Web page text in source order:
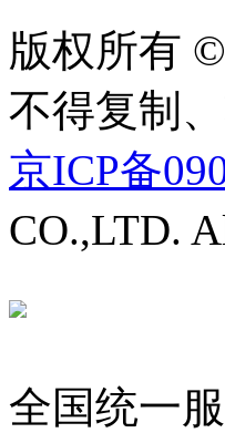
版权所有
不得复制
京ICP备
CO.,LTD.
全国统一